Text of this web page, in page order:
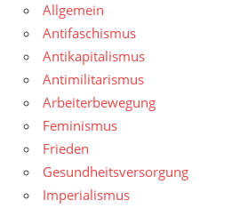
Allgemein
Antifaschismus
Antikapitalismus
Antimilitarismus
Arbeiterbewegung
Feminismus
Frieden
Gesundheitsversorgung
Imperialismus